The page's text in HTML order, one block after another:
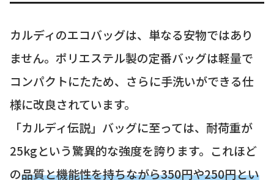
カルディのエコバッグは、単なる安物ではあり
ません。ポリエステル製の定番バッグは軽量で
コンパクトにたため、さらに手洗いができる仕
様に改良されています。
「カルディ伝説」バッグに至っては、耐荷重が
25kgという驚異的な強度を誇ります。これほど
の品質と機能性を持ちながら350円や250円とい